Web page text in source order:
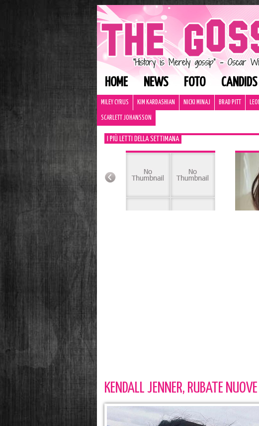
HOME NEWS FOTO CANDIDS
MILEY CYRUS KIM KARDASHIAN NICKI MINAJ BRAD PITT
SCARLETT JOHANSSON
I PIÙ LETTI DELLA SETTIMANA
KENDALL JENNER, RUBATE